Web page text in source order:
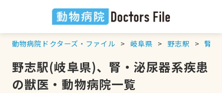
動物病院ドクターズ・ファイル 岐阜県 野志駅 腎・
野志駅(岐阜県)、腎・泌尿器系疾患
の獣医・動物病院一覧